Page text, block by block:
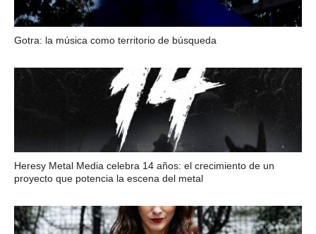
Gotra: la música como territorio de búsqueda
Heresy Metal Media celebra 14 años: el crecimiento de un
proyecto que potencia la escena del metal